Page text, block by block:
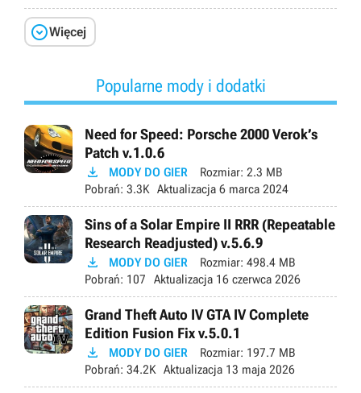
Więcej
Popularne mody i dodatki
Need for Speed: Porsche 2000 Verok’s
Patch v.1.0.6
 MODY DO GIER Rozmiar: 2.3 MB
Pobrań: 3.3K Aktualizacja 6 marca 2024
Sins of a Solar Empire II RRR (Repeatable
Research Readjusted) v.5.6.9
 MODY DO GIER Rozmiar: 498.4 MB
Pobrań: 107 Aktualizacja 16 czerwca 2026
Grand Theft Auto IV GTA IV Complete
Edition Fusion Fix v.5.0.1
 MODY DO GIER Rozmiar: 197.7 MB
Pobrań: 34.2K Aktualizacja 13 maja 2026